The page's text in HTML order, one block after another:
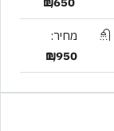
מחיר:
₪1,950